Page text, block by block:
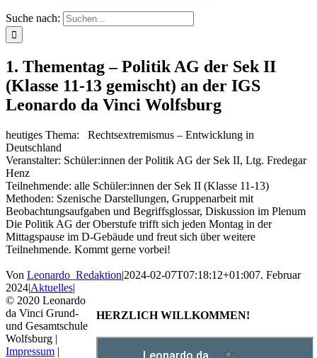
Suche nach:
1. Thementag – Politik AG der Sek II
(Klasse 11-13 gemischt) an der IGS
Leonardo da Vinci Wolfsburg
heutiges Thema: Rechtsextremismus – Entwicklung in
Deutschland
Veranstalter: Schüler:innen der Politik AG der Sek II, Ltg. Fredegar
Henz
Teilnehmende: alle Schüler:innen der Sek II (Klasse 11-13)
Methoden: Szenische Darstellungen, Gruppenarbeit mit
Beobachtungsaufgaben und Begriffsglossar, Diskussion im Plenum
Die Politik AG der Oberstufe trifft sich jeden Montag in der
Mittagspause im D-Gebäude und freut sich über weitere
Teilnehmende. Kommt gerne vorbei!
Von Leonardo_Redaktion|2024-02-07T07:18:12+01:007. Februar
2024|Aktuelles|
HERZLICH WILLKOMMEN!
© 2020 Leonardo
da Vinci Grund-
und Gesamtschule
Wolfsburg |
Impressum |